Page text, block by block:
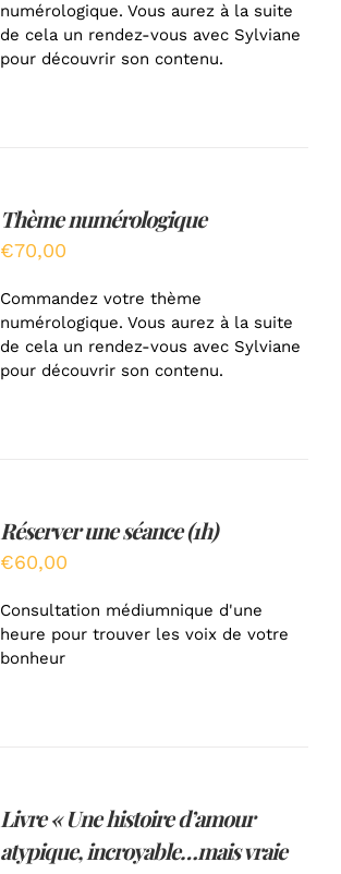
numérologique. Vous aurez à la suite
de cela un rendez-vous avec Sylviane
pour découvrir son contenu.
Thème numérologique
€70,00
Commandez votre thème
numérologique. Vous aurez à la suite
de cela un rendez-vous avec Sylviane
pour découvrir son contenu.
Réserver une séance (1h)
€60,00
Consultation médiumnique d'une
heure pour trouver les voix de votre
bonheur
Livre « Une histoire d’amour
atypique, incroyable…mais vraie